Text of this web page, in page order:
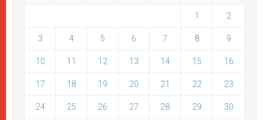
1 2
3 4 5 6 7 8 9
10 11 12 13 14 15 16
17 18 19 20 21 22 23
24 25 26 27 28 29 30